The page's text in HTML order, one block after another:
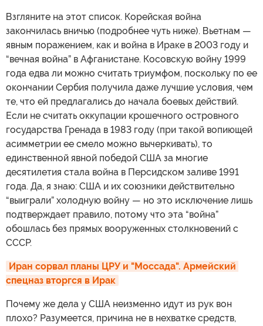
Взгляните на этот список. Корейская война
закончилась вничью (подробнее чуть ниже). Вьетнам —
явным поражением, как и война в Ираке в 2003 году и
“вечная война” в Афганистане. Косовскую войну 1999
года едва ли можно считать триумфом, поскольку по ее
окончании Сербия получила даже лучшие условия, чем
те, что ей предлагались до начала боевых действий.
Если не считать оккупации крошечного островного
государства Гренада в 1983 году (при такой вопиющей
асимметрии ее смело можно вычеркивать), то
единственной явной победой США за многие
десятилетия стала война в Персидском заливе 1991
года. Да, я знаю: США и их союзники действительно
“выиграли” холодную войну — но это исключение лишь
подтверждает правило, потому что эта “война”
обошлась без прямых вооруженных столкновений с
СССР.
Иран сорвал планы ЦРУ и "Моссада". Армейский
спецназ вторгся в Ирак
Почему же дела у США неизменно идут из рук вон
плохо? Разумеется, причина не в нехватке средств,